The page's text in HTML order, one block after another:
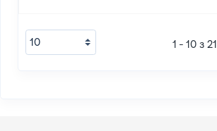
1 - 10 з 21